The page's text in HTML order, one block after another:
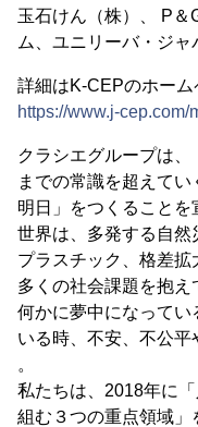
玉石けん（株）、 P＆
ム、ユニリーバ・ジャ
詳細はK-CEPのホーム
https://www.j-cep.com/
クラシエグループは
までの常識を超えて
明日」をつくることを
世界は、多発する自然
プラスチック、格差拡
多くの社会課題を抱え
何かに夢中になってい
いる時、不安、不公
。
私たちは、2018年に
組む３つの重点領域